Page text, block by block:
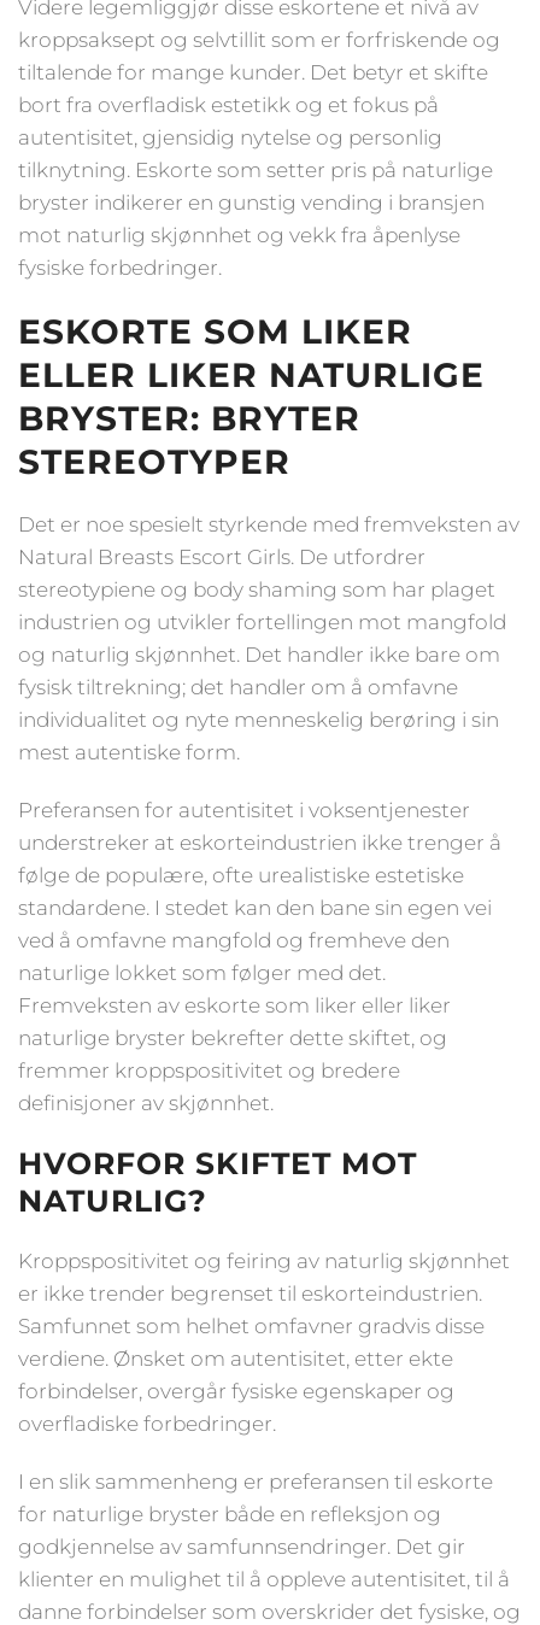
Videre legemliggjør disse eskortene et nivå av
kroppsaksept og selvtillit som er forfriskende og
tiltalende for mange kunder. Det betyr et skifte
bort fra overfladisk estetikk og et fokus på
autentisitet, gjensidig nytelse og personlig
tilknytning. Eskorte som setter pris på naturlige
bryster indikerer en gunstig vending i bransjen
mot naturlig skjønnhet og vekk fra åpenlyse
fysiske forbedringer.
ESKORTE SOM LIKER
ELLER LIKER NATURLIGE
BRYSTER: BRYTER
STEREOTYPER
Det er noe spesielt styrkende med fremveksten av
Natural Breasts Escort Girls. De utfordrer
stereotypiene og body shaming som har plaget
industrien og utvikler fortellingen mot mangfold
og naturlig skjønnhet. Det handler ikke bare om
fysisk tiltrekning; det handler om å omfavne
individualitet og nyte menneskelig berøring i sin
mest autentiske form.
Preferansen for autentisitet i voksentjenester
understreker at eskorteindustrien ikke trenger å
følge de populære, ofte urealistiske estetiske
standardene. I stedet kan den bane sin egen vei
ved å omfavne mangfold og fremheve den
naturlige lokket som følger med det.
Fremveksten av eskorte som liker eller liker
naturlige bryster bekrefter dette skiftet, og
fremmer kroppspositivitet og bredere
definisjoner av skjønnhet.
HVORFOR SKIFTET MOT
NATURLIG?
Kroppspositivitet og feiring av naturlig skjønnhet
er ikke trender begrenset til eskorteindustrien.
Samfunnet som helhet omfavner gradvis disse
verdiene. Ønsket om autentisitet, etter ekte
forbindelser, overgår fysiske egenskaper og
overfladiske forbedringer.
I en slik sammenheng er preferansen til eskorte
for naturlige bryster både en refleksjon og
godkjennelse av samfunnsendringer. Det gir
klienter en mulighet til å oppleve autentisitet, til å
danne forbindelser som overskrider det fysiske, og